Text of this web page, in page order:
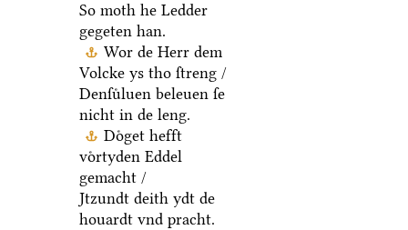
So moth he Ledder
gegeten han.
Wor de Herr dem
Volcke ys tho ſtreng /
Denſuͤluen beleuen ſe
nicht in de leng.
Doͤget hefft
voͤrtyden Eddel
gemacht /
Jtzundt deith ydt de
houardt vnd pracht.